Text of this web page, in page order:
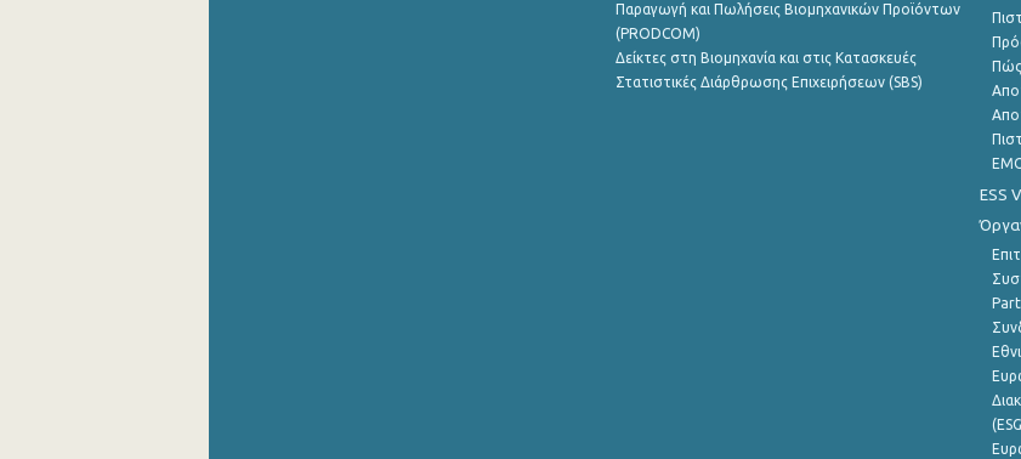
Παραγωγή και Πωλήσεις Βιομηχανικών Προϊόντων
(PRODCOM)
Δείκτες στη Βιομηχανία και στις Κατασκευές
Στατιστικές Διάρθρωσης Επιχειρήσεων (SBS)
Πώς
ESS